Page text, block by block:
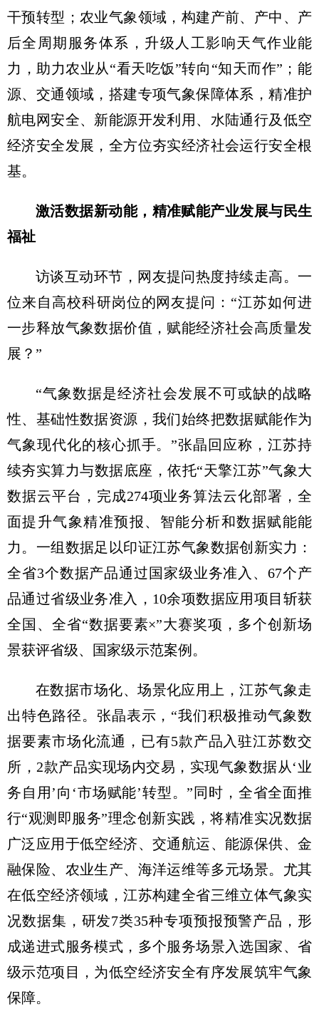
干预转型；农业气象领域，构建产前、产中、产
后全周期服务体系，升级人工影响天气作业能
力，助力农业从“看天吃饭”转向“知天而作”；能
源、交通领域，搭建专项气象保障体系，精准护
航电网安全、新能源开发利用、水陆通行及低空
经济安全发展，全方位夯实经济社会运行安全根
基。
激活数据新动能，精准赋能产业发展与民生
福祉
访谈互动环节，网友提问热度持续走高。一
位来自高校科研岗位的网友提问：“江苏如何进
一步释放气象数据价值，赋能经济社会高质量发
展？”
“气象数据是经济社会发展不可或缺的战略
性、基础性数据资源，我们始终把数据赋能作为
气象现代化的核心抓手。”张晶回应称，江苏持
续夯实算力与数据底座，依托“天擎江苏”气象大
数据云平台，完成274项业务算法云化部署，全
面提升气象精准预报、智能分析和数据赋能能
力。一组数据足以印证江苏气象数据创新实力：
全省3个数据产品通过国家级业务准入、67个产
品通过省级业务准入，10余项数据应用项目斩获
全国、全省“数据要素×”大赛奖项，多个创新场
景获评省级、国家级示范案例。
在数据市场化、场景化应用上，江苏气象走
出特色路径。张晶表示，“我们积极推动气象数
据要素市场化流通，已有5款产品入驻江苏数交
所，2款产品实现场内交易，实现气象数据从‘业
务自用’向‘市场赋能’转型。”同时，全省全面推
行“观测即服务”理念创新实践，将精准实况数据
广泛应用于低空经济、交通航运、能源保供、金
融保险、农业生产、海洋运维等多元场景。尤其
在低空经济领域，江苏构建全省三维立体气象实
况数据集，研发7类35种专项预报预警产品，形
成递进式服务模式，多个服务场景入选国家、省
级示范项目，为低空经济安全有序发展筑牢气象
保障。